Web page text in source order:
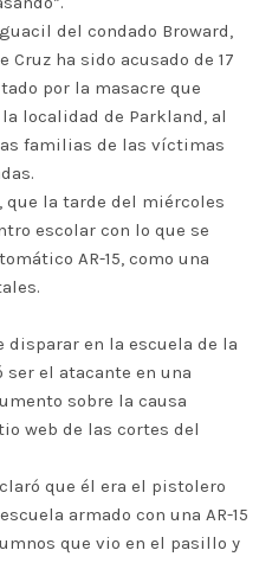
del condado Broward,
Cruz ha sido acusado de 17
por la masacre que
localidad de Parkland, al
familias de las víctimas
la tarde del miércoles
escolar con lo que se
AR-15, como una
disparar en la escuela de la
ser el atacante en una
sobre la causa
web de las cortes del
que él era el pistolero
armado con una AR-15
que vio en el pasillo y